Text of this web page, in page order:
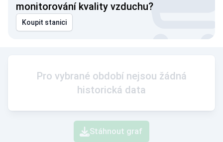
monitorování kvality vzduchu?
Koupit stanici
Pro vybrané období nejsou žádná
historická data
Stáhnout graf